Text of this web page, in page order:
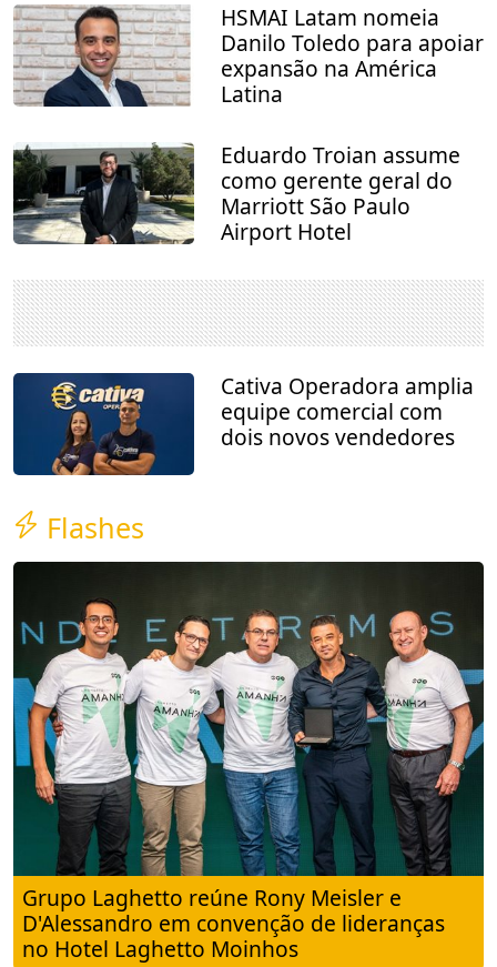
HSMAI Latam nomeia
Danilo Toledo para apoiar
expansão na América
Latina
Eduardo Troian assume
como gerente geral do
Marriott São Paulo
Airport Hotel
Cativa Operadora amplia
equipe comercial com
dois novos vendedores
Flashes
Grupo Laghetto reúne Rony Meisler e
D'Alessandro em convenção de lideranças
no Hotel Laghetto Moinhos